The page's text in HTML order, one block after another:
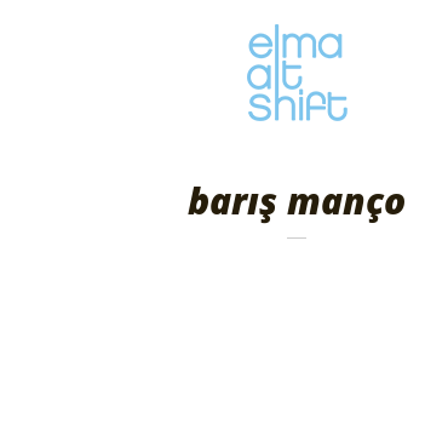
barış manço